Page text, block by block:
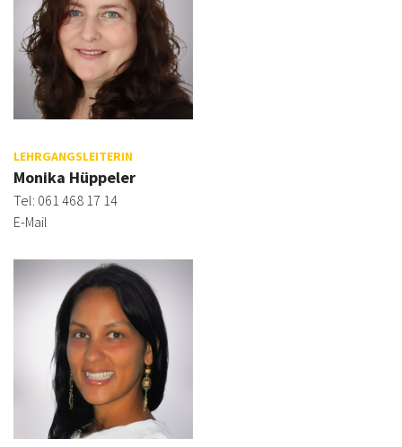
LEHRGANGSLEITERIN
Monika Hüppeler
Tel: 061 468 17 14
E-Mail